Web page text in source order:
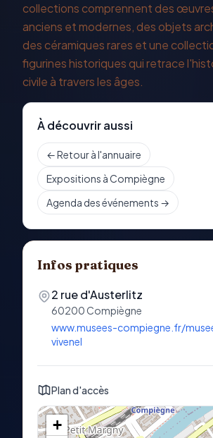
collections comprennent des
anciens et modernes, des objets
des céramiques rares et une
figurines historiques qui retrace
civile à travers les âges.
À découvrir aussi
← Retour à l'annuaire
Expositions à Compiègne
Agenda des événements →
Infos pratiques
2 rue d'Austerlitz
60200Compiègne
www.musees-compiegne.fr/
vivenel
Plan d'accès
+